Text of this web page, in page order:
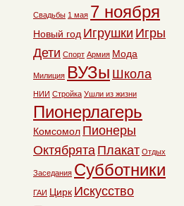
Свадьбы 1 мая 7 ноября
Новый год Игрушки Игры
Дети Спорт Армия Мода
Милиция ВУЗы Школа
НИИ Стройка Ушли из жизни
Пионерлагерь
Комсомол Пионеры
Октябрята Плакат Отдых
Заседания Субботники
ГАИ Цирк Искусство